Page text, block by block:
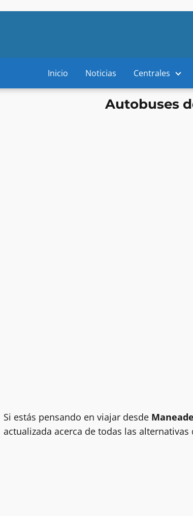
Inicio Noticias Centrales
Autobuses
Si estás pensando en viajar desde
actualizada acerca de todas las